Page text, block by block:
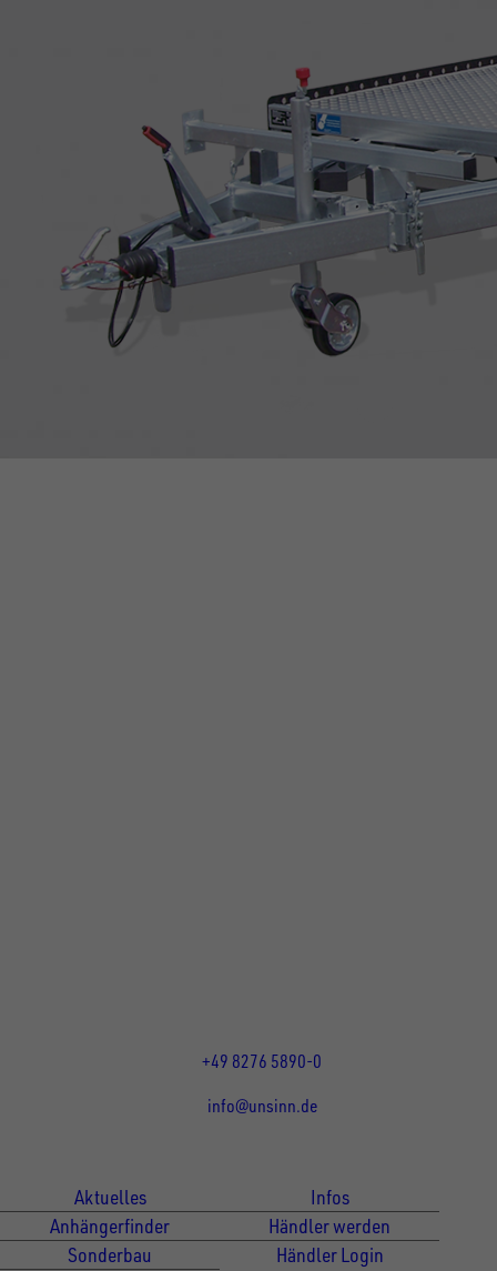
+49 8276 5890-0
info@unsinn.de
Aktuelles
Anhängerfinder
Sonderbau
Infos
Händler werden
Händler Login